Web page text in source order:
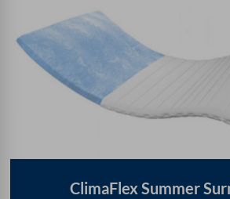
ClimaFlex Summer